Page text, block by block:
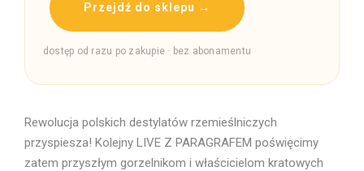
Przejdź do sklepu →
dostęp od razu po zakupie · bez abonamentu
Rewolucja polskich destylatów rzemieślniczych
przyspiesza! Kolejny LIVE Z PARAGRAFEM poświęcimy
zatem przyszłym gorzelnikom i właścicielom kratowych